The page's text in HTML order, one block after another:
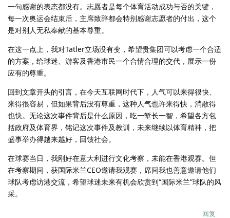
一句感谢的表态都没有。志愿者是每个体育活动成功与否的关键，
每一次奥运会结束后，主席致辞都会特别感谢志愿者的付出，这个
是对别人无私奉献的基本尊重。
在这一点上，我对Tatler立场没有变，希望贵集团可以考虑一个合适
的方案，给球迷、游客及香港市民一个合情合理的交代，展示一份
应有的尊重。
回到文章开头的引言，在今天互联网时代下，人气可以来得很快、
来得很容易，但如果背后没有尊重，这种人气也许来得快，消散得
也快。无论这次事件背后是什么原因，吃一堑长一智，希望各方包
括政府及体育界，铭记这次事件及教训，未来继续以体育精神，把
盛事举办得越来越好，回馈社会。
在球赛当日，我刚好在意大利进行文化考察，未能在香港观赛。但
在考察期间，获国际米兰CEO邀请我观赛，席间我也善意邀请他们
球队考虑访港交流，希望球迷未来有机会欣赏到“国际米兰”球队的风
采。
回复